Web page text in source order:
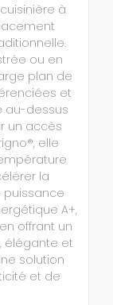
à
ou en
plan de
et
au-dessus
un accès
elle
la
puissance
A+,
offrant un
élégante et
solution
et de